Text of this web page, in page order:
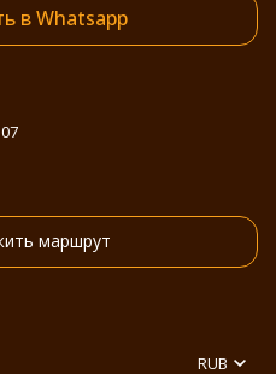
в Whatsapp
маршрут
RUB